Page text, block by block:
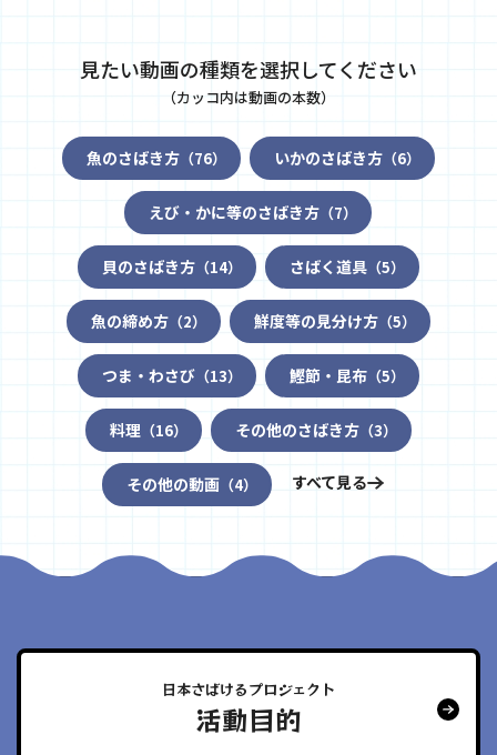
見たい動画の種類を選択してください
（カッコ内は動画の本数）
魚のさばき方（76） いかのさばき方（6）
えび・かに等のさばき方 （7）
貝のさばき方（14） さばく道具（5）
魚の締め方（2） 鮮度等の見分け方（5）
つま・わさび（13） 鰹節・昆布（5）
料理（16） その他のさばき方（3）
その他の動画 （4） すべて見る
日本さばけるプロジェクト
活動目的